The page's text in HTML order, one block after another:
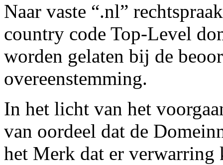
Naar vaste “.nl”
country code Top-Level
worden gelaten bij de
overeenstemming.
In het licht van het
van oordeel dat de
het Merk dat er verwarring